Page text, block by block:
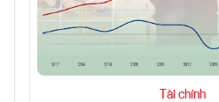
Tài chính